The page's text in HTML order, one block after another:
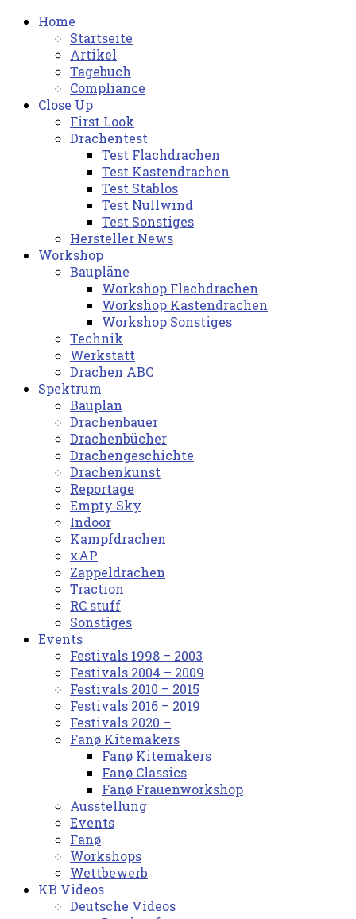
Home
Startseite
Artikel
Tagebuch
Compliance
Close Up
First Look
Drachentest
Test Flachdrachen
Test Kastendrachen
Test Stablos
Test Nullwind
Test Sonstiges
Hersteller News
Workshop
Baupläne
Workshop Flachdrachen
Workshop Kastendrachen
Workshop Sonstiges
Technik
Werkstatt
Drachen ABC
Spektrum
Bauplan
Drachenbauer
Drachenbücher
Drachengeschichte
Drachenkunst
Reportage
Empty Sky
Indoor
Kampfdrachen
xAP
Zappeldrachen
Traction
RC stuff
Sonstiges
Events
Festivals 1998 – 2003
Festivals 2004 – 2009
Festivals 2010 – 2015
Festivals 2016 – 2019
Festivals 2020 –
Fanø Kitemakers
Fanø Kitemakers
Fanø Classics
Fanø Frauenworkshop
Ausstellung
Events
Fanø
Workshops
Wettbewerb
KB Videos
Deutsche Videos